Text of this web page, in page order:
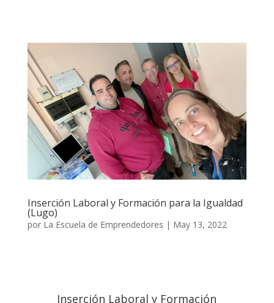
Inserción Laboral y Formación para la Igualdad
(Lugo)
por La Escuela de Emprendedores | May 13, 2022
Inserción Laboral y Formación